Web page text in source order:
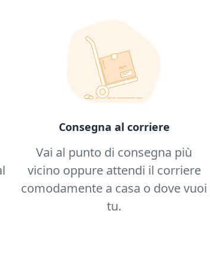
Consegna al corriere
Vai al punto di consegna più
vicino oppure attendi il corriere
comodamente a casa o dove vuoi
tu.